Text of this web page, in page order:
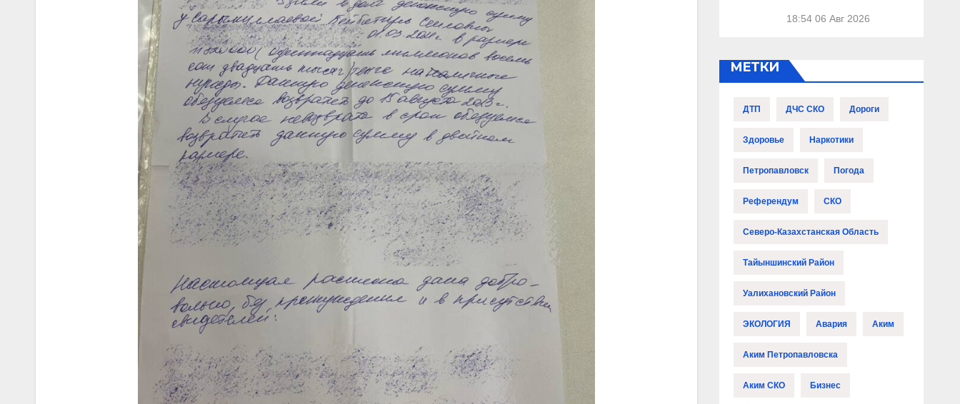
18:54 06 Авг 2026
МЕТКИ
ДТП ДЧС СКО Дороги
Здоровье Наркотики
Петропавловск Погода
Референдум СКО
Северо-Казахстанская Область
Тайыншинский Район
Уалихановский Район
ЭКОЛОГИЯ Авария Аким
Аким Петропавловска
Аким СКО Бизнес